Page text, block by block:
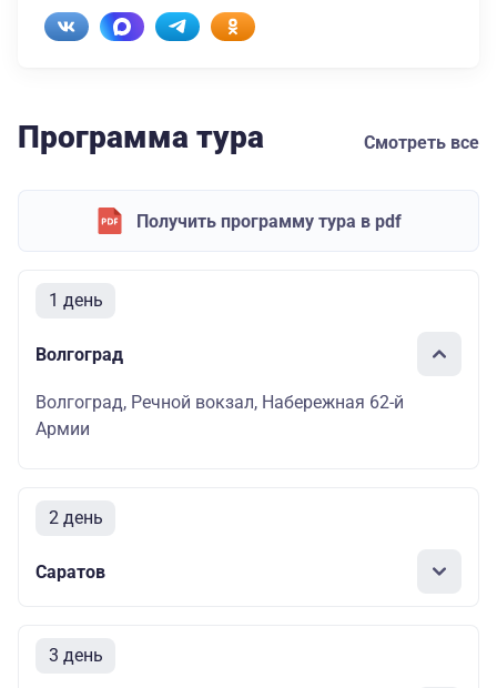
Программа тура Смотреть все
Получить программу тура в pdf
1 день
Волгоград
Волгоград, Речной вокзал, Набережная 62-й
Армии
2 день
Саратов
3 день